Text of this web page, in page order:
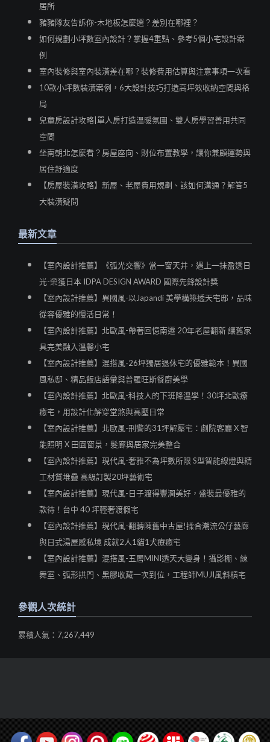
居所
豬豬隊友告訴你-木地板怎麼選？差別在哪裡？
如何規劃小坪數室內設計？掌握4重點、參考5個小宅設計案
例
室內裝修與室內裝潢差在哪？裝修費用估算與注意事項一次看
10款小坪數裝潢案例，6大設計技巧打造高坪效收納空間與格
局
兒童房設計攻略|單人房打造溫暖氛圍、雙人房學習善用共同
空間
坐南朝北怎麼看？房屋座向、財位布置教學，讓你兼顧運勢與
居住舒適度
【房屋裝潢攻略】新屋、老屋費用規劃、該如何溝通？解答5
大裝潢疑問
最新文章
【室內設計推薦】《弧光交響》當一窗天井，遇上一抹盈透日
光-榮獲日本 IDPA DESIGN AWARD 國際先鋒設計獎
【室內設計推薦】異國風-以Japandi 美學構築透天宅邸，品味
從容優雅的慢活日常！
【室內設計推薦】北歐風-帶著回憶南遷 20年老屋翻新 讓舊家
具完美融入溫馨小宅
【室內設計推薦】混搭風-26坪獨居退休宅的優雅範本！異國
風私邸、精品飯店語彙與普羅旺斯餐廚美學
【室內設計推薦】北歐風-科技人的下班降溫學！30坪北歐療
癒宅，用設計化解穿堂煞與高壓日常
【室內設計推薦】北歐風-刑警的31坪解壓宅：劇院客廳 X 智
能照明 X 田園窗景，髮廊與居家完美整合
【室內設計推薦】現代風-奢雅不為坪數所限 S型智能線燈與精
工材質堆疊 高級訂製20坪藝術宅
【室內設計推薦】現代風-日子渡得豐潤美好，盛裝最優雅的
款待！台中 40 坪輕奢渡假宅
【室內設計推薦】現代風-翻轉陳舊中古屋!揉合潮流公仔藝廊
與日式湯屋感私境 成就2人1貓1犬療癒宅
【室內設計推薦】混搭風-五層MINI透天大變身！攝影棚、練
舞室、弧形拱門、黑膠收藏一次到位，工程師MUJI風斜槓宅
參觀人次統計
累積人氣：7,267,449